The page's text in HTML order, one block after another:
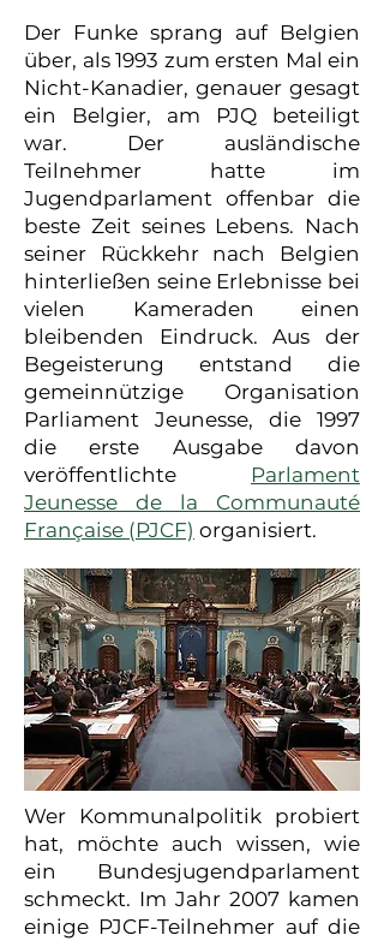
Der Funke sprang auf Belgien
über, als 1993 zum ersten Mal ein
Nicht-Kanadier, genauer gesagt
ein Belgier, am PJQ beteiligt
war. Der ausländische
Teilnehmer hatte im
Jugendparlament offenbar die
beste Zeit seines Lebens. Nach
seiner Rückkehr nach Belgien
hinterließen seine Erlebnisse bei
vielen Kameraden einen
bleibenden Eindruck. Aus der
Begeisterung entstand die
gemeinnützige Organisation
Parliament Jeunesse, die 1997
die erste Ausgabe davon
veröffentlichte Parlament
Jeunesse de la Communauté
Française (PJCF) organisiert.
Wer Kommunalpolitik probiert
hat, möchte auch wissen, wie
ein Bundesjugendparlament
schmeckt. Im Jahr 2007 kamen
einige PJCF-Teilnehmer auf die